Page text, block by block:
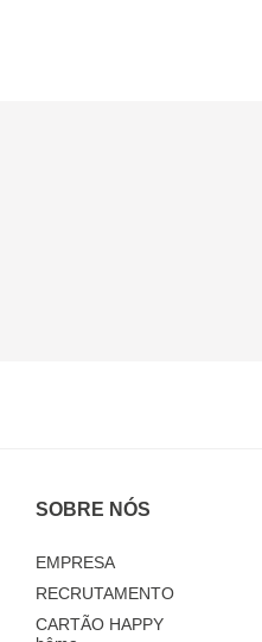
SOBRE NÓS
EMPRESA
RECRUTAMENTO
CARTÃO HAPPY